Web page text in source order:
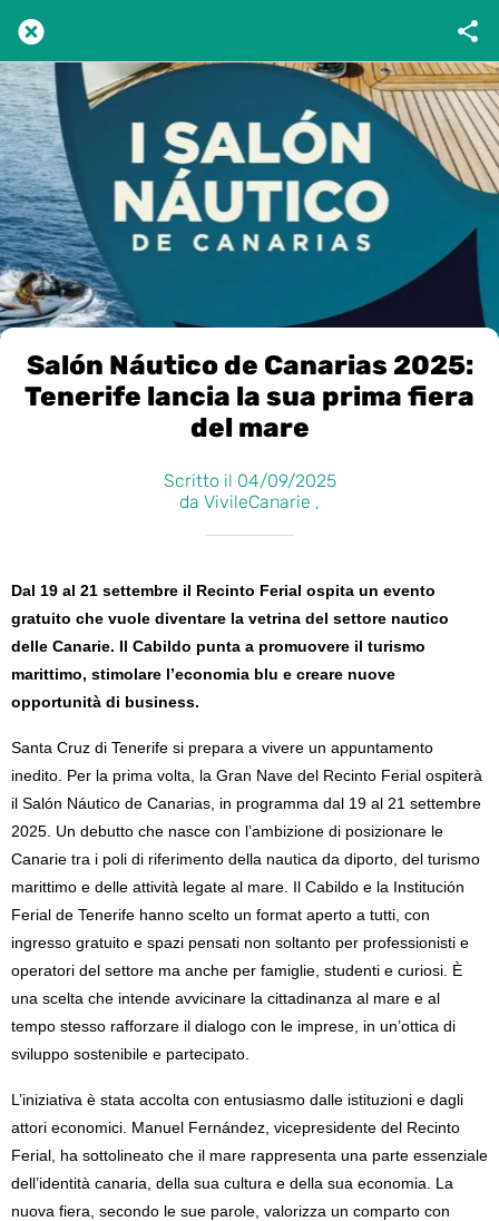
Salón Náutico de Canarias 2025:
Tenerife lancia la sua prima fiera
del mare
Scritto il 04/09/2025
da VivileCanarie ,
Dal 19 al 21 settembre il Recinto Ferial ospita un evento
gratuito che vuole diventare la vetrina del settore nautico
delle Canarie. Il Cabildo punta a promuovere il turismo
marittimo, stimolare l’economia blu e creare nuove
opportunità di business.
Santa Cruz di Tenerife si prepara a vivere un appuntamento
inedito. Per la prima volta, la Gran Nave del Recinto Ferial ospiterà
il Salón Náutico de Canarias, in programma dal 19 al 21 settembre
2025. Un debutto che nasce con l’ambizione di posizionare le
Canarie tra i poli di riferimento della nautica da diporto, del turismo
marittimo e delle attività legate al mare. Il Cabildo e la Institución
Ferial de Tenerife hanno scelto un format aperto a tutti, con
ingresso gratuito e spazi pensati non soltanto per professionisti e
operatori del settore ma anche per famiglie, studenti e curiosi. È
una scelta che intende avvicinare la cittadinanza al mare e al
tempo stesso rafforzare il dialogo con le imprese, in un’ottica di
sviluppo sostenibile e partecipato.
L’iniziativa è stata accolta con entusiasmo dalle istituzioni e dagli
attori economici. Manuel Fernández, vicepresidente del Recinto
Ferial, ha sottolineato che il mare rappresenta una parte essenziale
dell’identità canaria, della sua cultura e della sua economia. La
nuova fiera, secondo le sue parole, valorizza un comparto con